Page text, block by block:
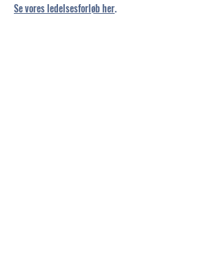
Se vores ledelsesforløb her.